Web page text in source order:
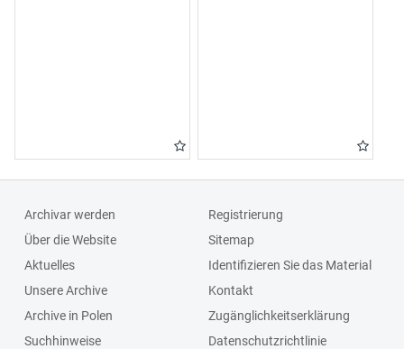
Archivar werden
Über die Website
Aktuelles
Unsere Archive
Archive in Polen
Suchhinweise
Registrierung
Sitemap
Identifizieren Sie das Material
Kontakt
Zugänglichkeitserklärung
Datenschutzrichtlinie